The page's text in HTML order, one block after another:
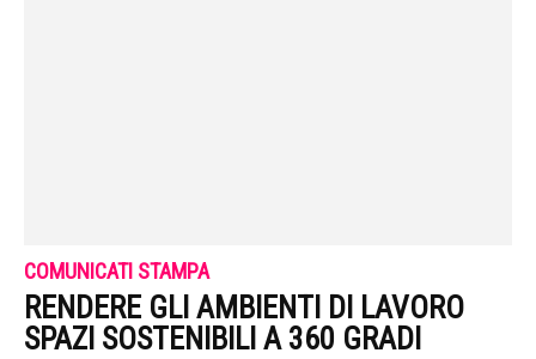
COMUNICATI STAMPA
RENDERE GLI AMBIENTI DI LAVORO
SPAZI SOSTENIBILI A 360 GRADI